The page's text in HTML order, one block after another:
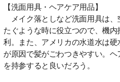
【洗面用具・ヘアケア用品】
メイク落としなど洗面用具は、
たぐような時に役立つので、機
利。また、アメリカの水道水は
が原因で髪がごわつきやすい。
を持参すると良いだろう。